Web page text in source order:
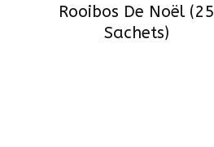
Rooibos De Noël (25
Sachets)